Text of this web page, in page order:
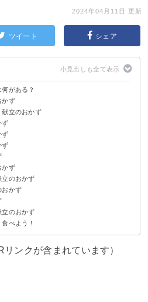
2024年04月11日 更新
ツイート シェア
がある？
かず
サラダ
汁
献立のおかず
風サラダ
メスープ
ず
酢の物
吸い物
ず
昆布炒め
の味噌汁
ず
れる味噌汁
かず
る長芋のわさび醤油漬け
け出たあら汁風味噌汁
立のおかず
ギサラダ
中華風スープ
おかず
中華スープ
んぴら
ねぎの味噌汁
立のおかず
ダ
べよう！
リンクが含まれています）